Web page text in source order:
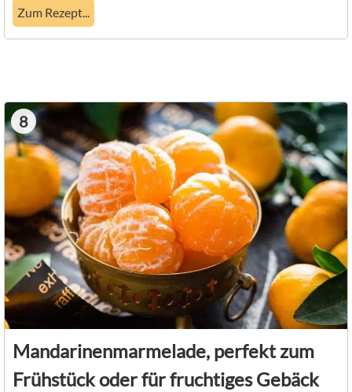
Zum Rezept...
8
Mandarinenmarmelade, perfekt zum
Frühstück oder für fruchtiges Gebäck